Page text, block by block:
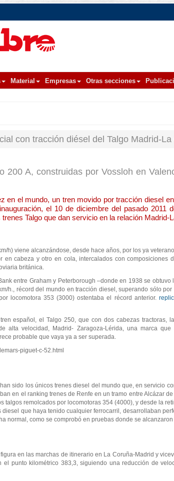
Material Empresas Otras secciones
con tracción diésel del Talgo Madrid-La
200 A, construidas por Vossloh en
en el mundo, un tren movido por tracción diesel
el 10 de diciembre del pasado 2011
Talgo que dan servicio en la relación
h) viene alcanzándose, desde hace años, por los ya
en cabeza y otro en cola, intercalados con composiciones
británica.
entre Graham y Peterborough –donde en 1938 se obtuvo
h., récord del mundo en tracción diesel, superando sólo por
locomotora 353 (3000) ostentaba el récord anterior.
español, el Talgo 250, que con dos cabezas tractoras,
alta velocidad, Madrid- Zaragoza-Lérida, una marca que
probable que vaya ya a ser superada.
piguet-c-52.html
sido los únicos trenes diesel del mundo que, en servicio
en el ranking trenes de Renfe en un tramo entre Alcázar
talgos remolcados por locomotoras 354 (4000), y desde la
que haya tenido cualquier ferrocarril, desarrollaban
normal, como se comprobó en pruebas donde se
en las marchas de itinerario en La Coruña-Madrid y
el punto kilométrico 383,3, siguiendo una reducción de